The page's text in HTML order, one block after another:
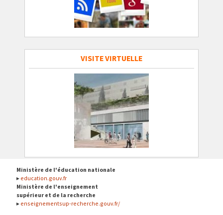
VISITE VIRTUELLE
Ministère de l'éducation nationale
education.gouv.fr
Ministère de l'enseignement
supérieur et de la recherche
enseignementsup-recherche.gouv.fr/